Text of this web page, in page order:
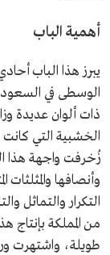
أهمية الباب
يبرز هذا الباب
الوسطى في
ذات ألوان عديدة
الخشبية التي
زُخرفت واجهة هذا
وأنصافها
التكرار والتماثل
من المملكة
طويلة، واشتهرت